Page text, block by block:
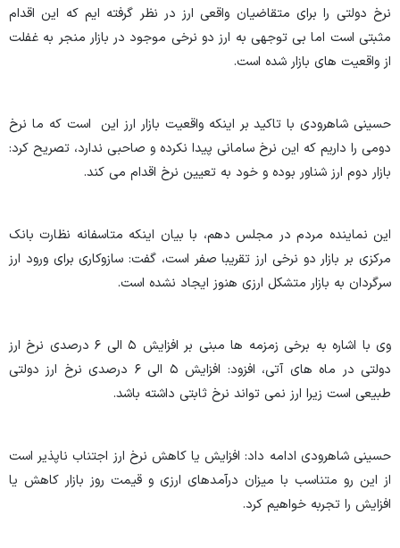
نرخ دولتی را برای متقاضیان واقعی ارز در نظر گرفته ایم که این اقدام
مثبتی است اما بی توجهی به ارز دو نرخی موجود در بازار منجر به غفلت
از واقعیت های بازار شده است.
حسینی شاهرودی با تاکید بر اینکه واقعیت بازار ارز این است که ما نرخ
دومی را داریم که این نرخ سامانی پیدا نکرده و صاحبی ندارد، تصریح کرد:
بازار دوم ارز شناور بوده و خود به تعیین نرخ اقدام می کند.
این نماینده مردم در مجلس دهم، با بیان اینکه متاسفانه نظارت بانک
مرکزی بر بازار دو نرخی ارز تقریبا صفر است، گفت: سازوکاری برای ورود ارز
سرگردان به بازار متشکل ارزی هنوز ایجاد نشده است.
وی با اشاره به برخی زمزمه ها مبنی بر افزایش ۵ الی ۶ درصدی نرخ ارز
دولتی در ماه های آتی، افزود: افزایش ۵ الی ۶ درصدی نرخ ارز دولتی
طبیعی است زیرا ارز نمی تواند نرخ ثابتی داشته باشد.
حسینی شاهرودی ادامه داد: افزایش یا کاهش نرخ ارز اجتناب ناپذیر است
از این رو متناسب با میزان درآمدهای ارزی و قیمت روز بازار کاهش یا
افزایش را تجربه خواهیم کرد.